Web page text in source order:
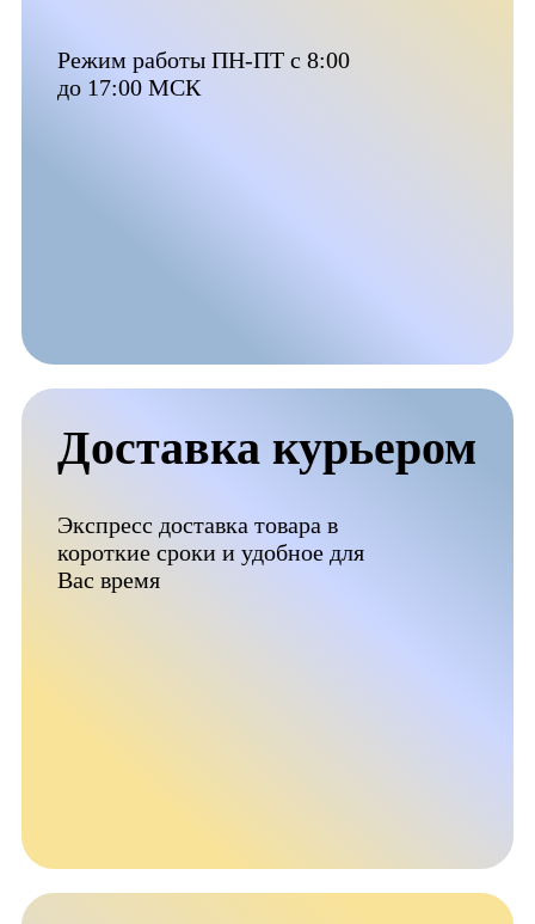
Режим работы ПН-ПТ с 8:00
до 17:00 МСК
Доставка курьером
Экспресс доставка товара в
короткие сроки и удобное для
Вас время